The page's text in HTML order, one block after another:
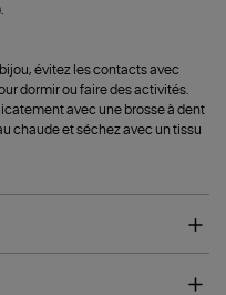
évitez les contacts avec
dormir ou faire des activités.
avec une brosse à dent
chaude et séchez avec un tissu